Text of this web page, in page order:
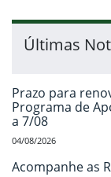
Últimas
Prazo para
Programa de
a 7/08
04/08/2026
Acompanhe as